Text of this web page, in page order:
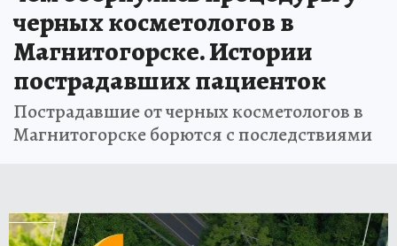
черных косметологов в
Магнитогорске. Истории
пострадавших пациенток
Пострадавшие от черных косметологов в
Магнитогорске борются с последствиями